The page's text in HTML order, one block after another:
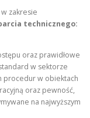
zakresie
technicznego:
oraz prawidłowe
w sektorze
procedur w obiektach
oraz pewność,
na najwyższym